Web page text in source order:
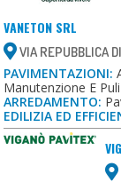
VANETON SRL
VIA REPUBBLICA
PAVIMENTAZIONI:
Manutenzione E
ARREDAMENTO:
EDILIZIA ED